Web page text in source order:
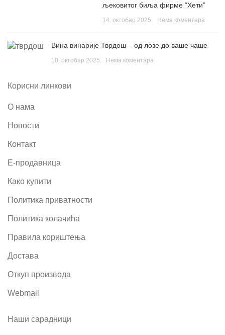
љековитог биља фирме “Хети”
14. октобар 2025. Нема коментара
Вина винарије Тврдош – од лозе до ваше чаше
10. октобар 2025. Нема коментара
Корисни линкови
О нама
Новости
Контакт
Е-продавница
Како купити
Политика приватности
Политика колачића
Правила кориштења
Достава
Откуп производа
Webmail
Наши сарадници